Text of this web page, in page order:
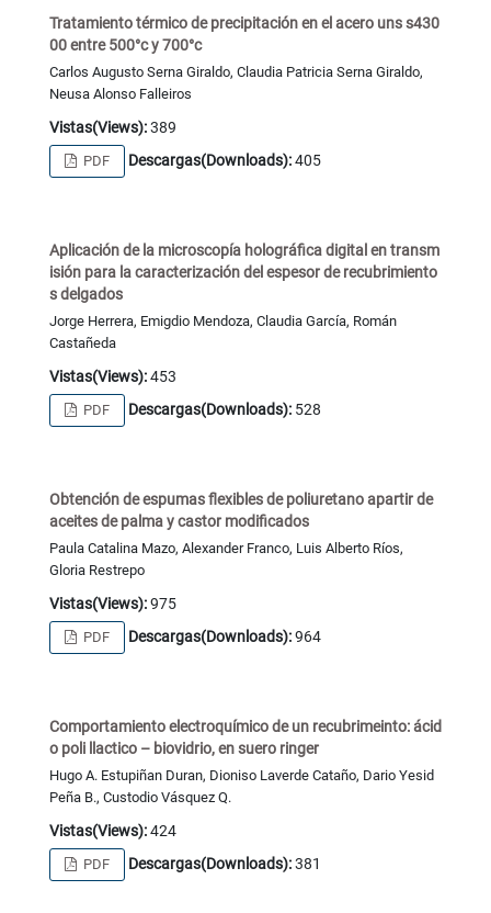
Tratamiento térmico de precipitación en el acero uns s430
00 entre 500°c y 700°c
Carlos Augusto Serna Giraldo, Claudia Patricia Serna Giraldo,
Neusa Alonso Falleiros
Vistas(Views):389
PDF Descargas(Downloads):405
Aplicación de la microscopía holográfica digital en transm
isión para la caracterización del espesor de recubrimiento
s delgados
Jorge Herrera, Emigdio Mendoza, Claudia García, Román
Castañeda
Vistas(Views):453
PDF Descargas(Downloads): 528
Obtención de espumas flexibles de poliuretano apartir de
aceites de palma y castor modificados
Paula Catalina Mazo, Alexander Franco, Luis Alberto Ríos,
Gloria Restrepo
Vistas(Views):975
PDF Descargas(Downloads):964
Comportamiento electroquímico de un recubrimeinto: ácid
o poli llactico – biovidrio, en suero ringer
Hugo A. Estupiñan Duran, Dioniso Laverde Cataño, Dario Yesid
Peña B., Custodio Vásquez Q.
Vistas(Views):424
PDF Descargas(Downloads):381